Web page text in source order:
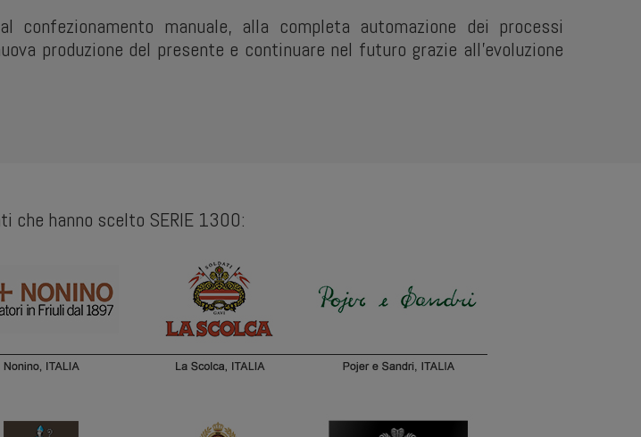
manuale, alla completa automazione dei processi
produzione del presente e continuare nel futuro grazie all’evoluzione
che hanno scelto SERIE 1300: